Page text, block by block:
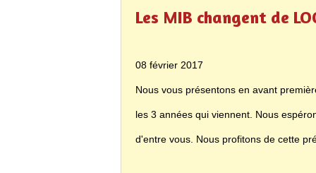
Les MIB changent de
08 février 2017
Nous vous présentons en avant
les 3 années qui viennent. Nous
d'entre vous. Nous profitons de cette